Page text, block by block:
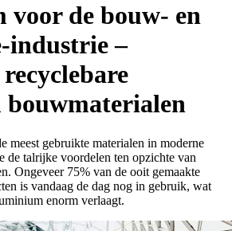
de bouw- en
industrie –
meest gebruikte materialen in moderne
de talrijke voordelen ten opzichte van
Ongeveer 75% van de ooit gemaakte
is vandaag de dag nog in gebruik, wat
enorm verlaagt.